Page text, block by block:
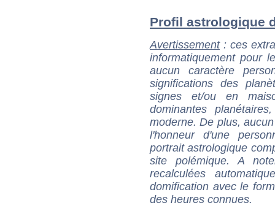
Profil astrologique
Avertissement: ces
informatiquement pour
aucun caractère
significations des
signes et/ou en
dominantes
moderne. De plus,
l'honneur d'une
portrait astrologique
site polémique. A
recalculées
domification avec le
des heures connues.